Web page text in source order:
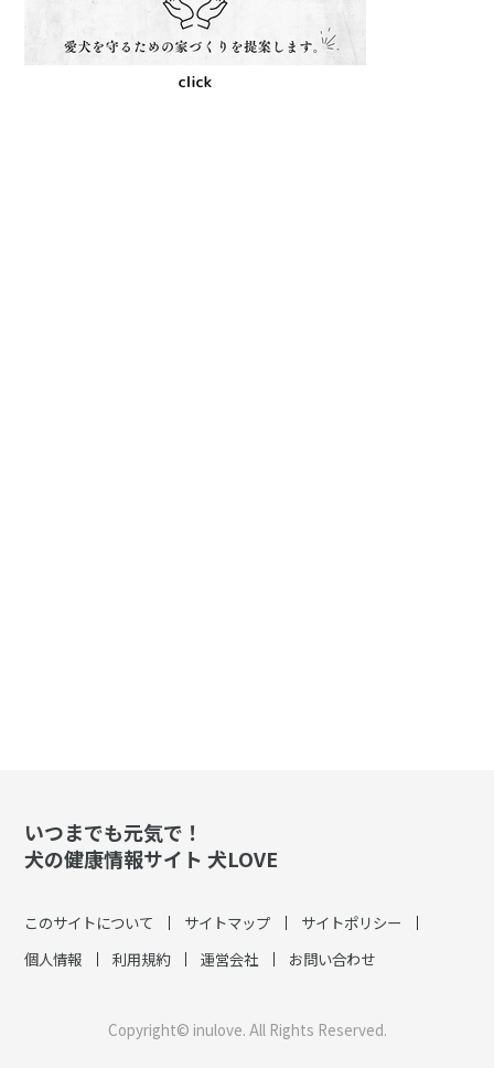
いつまでも元気で！
犬の健康情報サイト 犬LOVE
このサイトについて サイトマップ
サイトポリシー
個人情報
利用規約 運営会社 お問い合わせ
Copyright© inulove. All Rights Reserved.